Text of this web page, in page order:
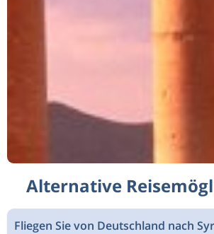
Alternative
Fliegen Sie von Deutschland nach